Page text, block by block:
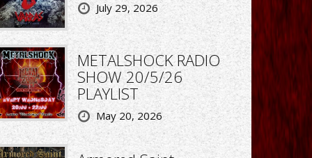
July 29, 2026
METALSHOCK RADIO
SHOW 20/5/26
PLAYLIST
May 20, 2026